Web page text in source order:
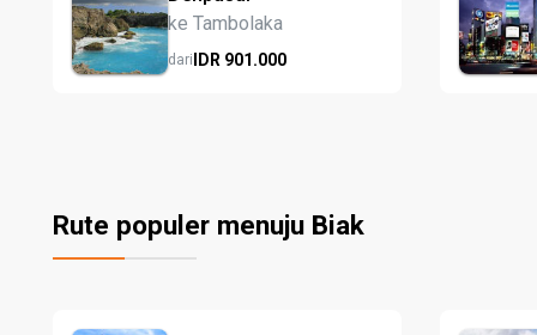
ke Tambolaka
dariIDR 901.000
Rute populer menuju Biak